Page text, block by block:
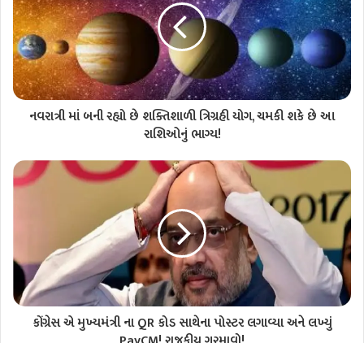
નવરાત્રી માં બની રહ્યો છે શક્તિશાળી ત્રિગ્રહી યોગ, ચમકી શકે છે આ
રાશિઓનું ભાગ્ય!
કોંગ્રેસ એ મુખ્યમંત્રી ના QR કોડ સાથેના પોસ્ટર લગાવ્યા અને લખ્યું